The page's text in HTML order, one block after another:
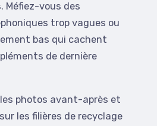
Méfiez-vous des
trop vagues ou
bas qui cachent
de dernière
photos avant-après et
les filières de recyclage